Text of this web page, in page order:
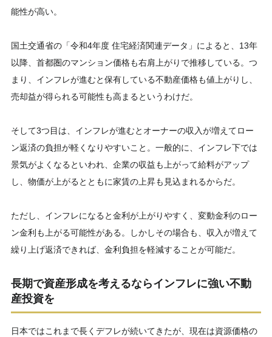
能性が高い。
国土交通省の「令和4年度 住宅経済関連データ」によると、13年
以降、首都圏のマンション価格も右肩上がりで推移している。つ
まり、インフレが進むと保有している不動産価格も値上がりし、
売却益が得られる可能性も高まるというわけだ。
そして3つ目は、インフレが進むとオーナーの収入が増えてロー
ン返済の負担が軽くなりやすいこと。一般的に、インフレ下では
景気がよくなるといわれ、企業の収益も上がって給料がアップ
し、物価が上がるとともに家賃の上昇も見込まれるからだ。
ただし、インフレになると金利が上がりやすく、変動金利のロー
ン金利も上がる可能性がある。しかしその場合も、収入が増えて
繰り上げ返済できれば、金利負担を軽減することが可能だ。
長期で資産形成を考えるならインフレに強い不動
産投資を
日本ではこれまで長くデフレが続いてきたが、現在は資源価格の